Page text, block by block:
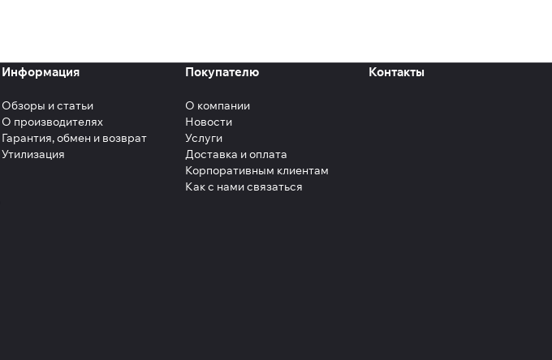
Информация
Обзоры и статьи
О производителях
Гарантия, обмен и возврат
Утилизация
Покупателю
О компании
Новости
Услуги
Доставка и оплата
Корпоративным клиентам
Как с нами связаться
Контакты